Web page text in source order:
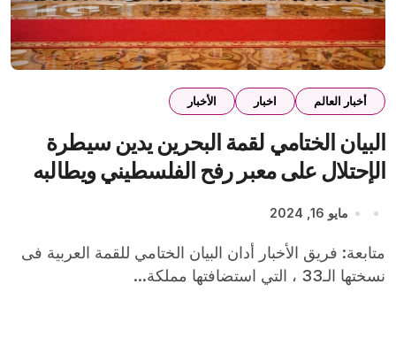
أخبار العالم اخبار الأخبار
البيان الختامي لقمة البحرين يدين سيطرة
الإحتلال على معبر رفح الفلسطيني ويطالبه
مايو 16, 2024
متابعة: فريق الأخبار أدان البيان الختامي للقمة العربية فى
نسختها الـ33 ، التي استضافتها مملكة...